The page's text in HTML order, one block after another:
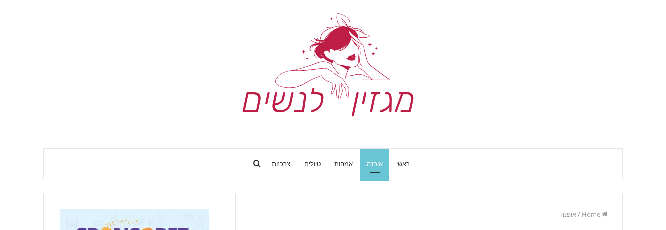
ראשי אופנה אמהות טיולים צרכנות
for
/אופנה